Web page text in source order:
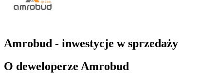
Amrobud - inwestycje w sprzedaży
O deweloperze Amrobud